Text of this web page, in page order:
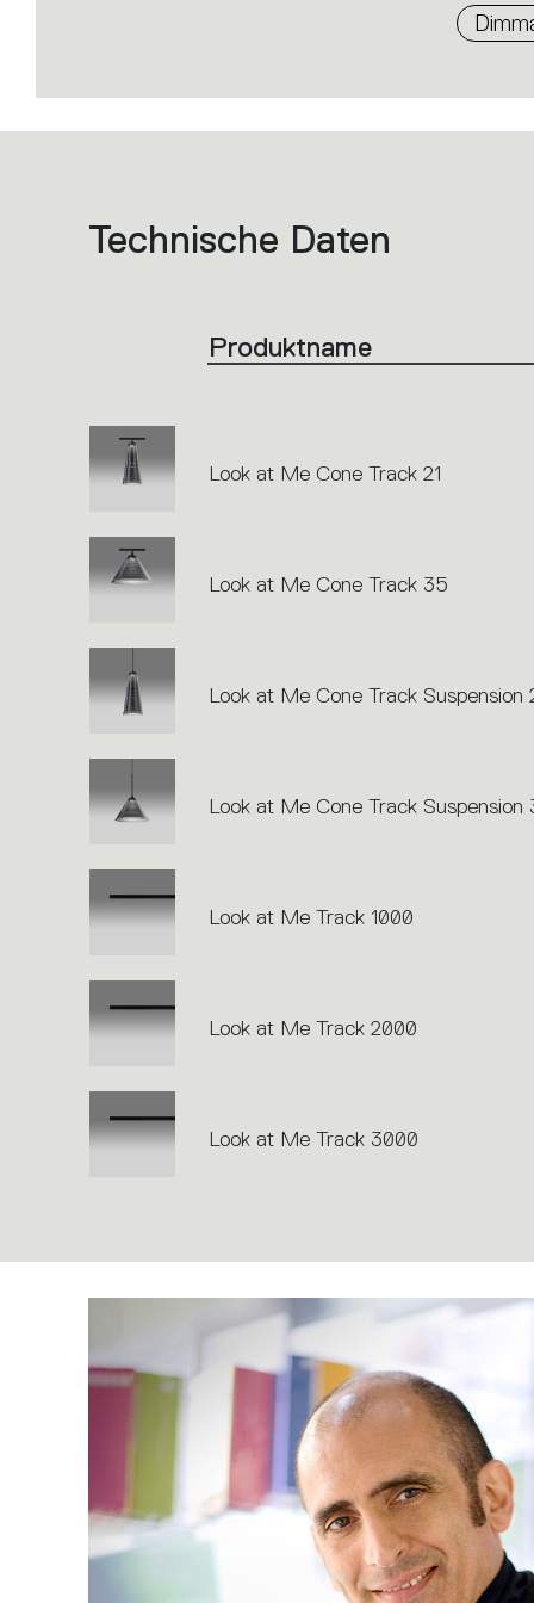
List
perform
Technische Daten
Produktname
Look at Me Cone Track 21
Look at Me Cone Track 35
Look at Me Cone Track Suspension
Look at Me Cone Track Suspension
Look at Me Track 1000
Look at Me Track 2000
Look at Me Track 3000